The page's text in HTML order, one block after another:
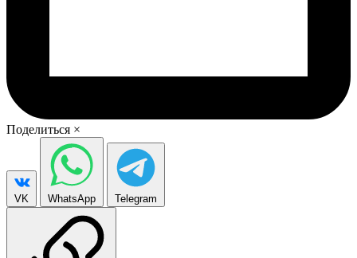
Поделиться ×
VK WhatsApp Telegram